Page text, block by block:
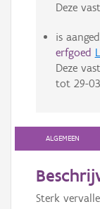
Deze
is
erfgoed
Deze
tot 29-
ALGEMEEN
Sterk